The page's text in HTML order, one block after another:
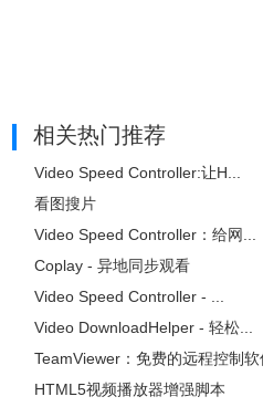
相关热门推荐
Video Speed Controller:让H...
看图搜片
Video Speed Controller：给网...
Coplay - 异地同步观看
Video Speed Controller - ...
Video DownloadHelper - 轻松...
TeamViewer：免费的远程控制软
HTML5视频播放器增强脚本